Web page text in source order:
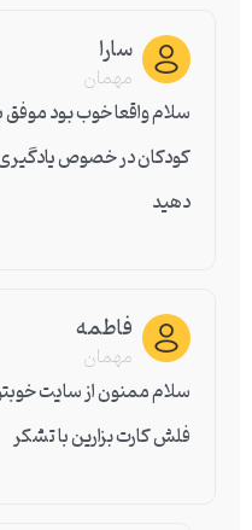
سارا
مهمان
سلام واقعا خوب بود موفق
کودکان در خصوص
دهید
فاطمه
مهمان
سلام ممنون از سایت
فلش کارت بزارین با تشکر